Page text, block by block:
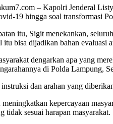
– Kapolri Jenderal
19 hingga soal transformasi
itu, Sigit menekankan,
itu bisa dijadikan bahan evaluasi
dengarkan apa yang
di Polda Lampung,
dan arahan yang
kepercayaan
tidak sesuai harapan masyarakat.